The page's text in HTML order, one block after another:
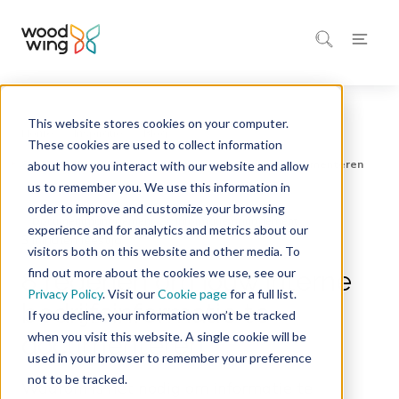
This website stores cookies on your computer.
These cookies are used to collect information
about how you interact with our website and allow
us to remember you. We use this information in
order to improve and customize your browsing
experience and for analytics and metrics about our
visitors both on this website and other media. To
find out more about the cookies we use, see our
Privacy Policy. Visit ourCookie pagefor a full list.
If you decline, your information won’t be tracked
when you visit this website. A single cookie will be
used in your browser to remember your preference
not to be tracked.
3 minuten leestijd
8 redenen om jouw interne
bedrijfsinformatie te
documenteren
Waarom is het nodig om informatie te